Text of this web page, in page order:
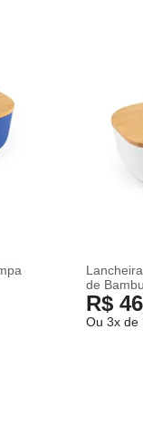
de
R$
Ou 3x de